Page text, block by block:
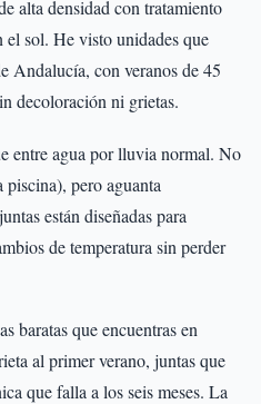
alta densidad con tratamiento
sol. He visto unidades que
Andalucía, con veranos de 45
decoloración ni grietas.
entre agua por lluvia normal. No
piscina), pero aguanta
están diseñadas para
de temperatura sin perder
baratas que encuentras en
al primer verano, juntas que
que falla a los seis meses. La